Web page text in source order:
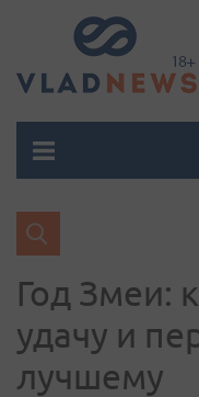
Год Змеи:
удачу и
лучшему